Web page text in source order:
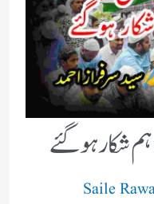
شکار ہوگئے
Saile